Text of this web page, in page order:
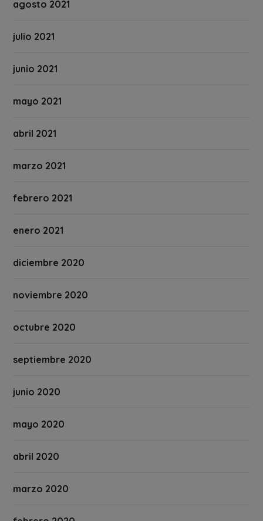
agosto 2021
julio 2021
junio 2021
mayo 2021
abril 2021
marzo 2021
febrero 2021
enero 2021
diciembre 2020
noviembre 2020
octubre 2020
septiembre 2020
junio 2020
mayo 2020
abril 2020
marzo 2020